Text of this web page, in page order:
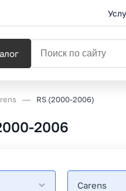
RS (2000-2006)
2006
Carens